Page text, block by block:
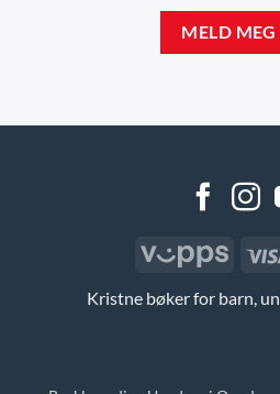
MELD MEG
Kristne bøker for barn,
Vipps